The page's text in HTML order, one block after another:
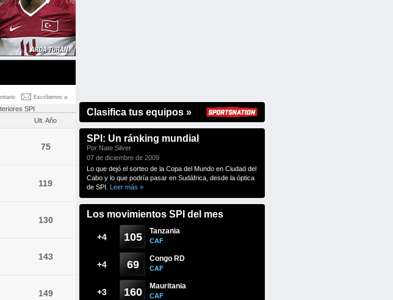
Escríbenos a
SPI
Ult. Año
75
119
130
143
149
Clasifica tus equipos »
SPI: Un ránking mundial
Por Nate Silver
07 de diciembre de 2009
Lo que dejó el sorteo de la Copa del Mundo en Ciudad del
Cabo y lo que podría pasar en Sudáfrica, desde la óptica
de SPI. Leer más »
Los movimientos SPI del mes
+4 105 Tanzania
CAF
+4 69 Congo RD
CAF
+3 160 Mauritania
CAF